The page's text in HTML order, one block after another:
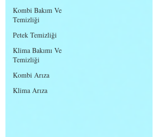
Kombi Bakım Ve
Temizliği
Petek Temizliği
Klima Bakımı Ve
Temizliği
Kombi Arıza
Klima Arıza